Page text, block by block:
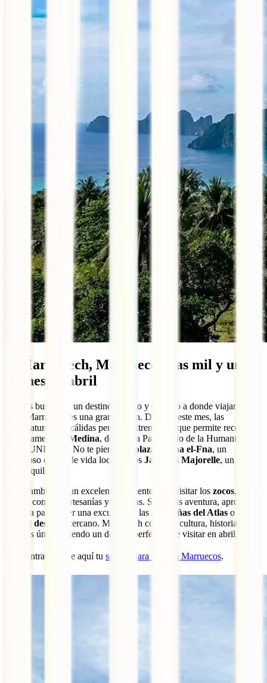
7. Marrakech, Marruecos: las mil y una
noches de abril
Si estás buscando un destino exótico y cercano a donde viajar en
abril, Marrakech es una gran opción. Durante este mes, las
temperaturas son cálidas pero no extremas, lo que permite recorrer
cómodamente la
Medina, declarada Patrimonio de la Humanidad
por la UNESCO. No te pierdas la
plaza Jemaa el-Fna, un
bullicioso centro de vida local, ni los Jardines Majorelle, un oasis
de tranquilidad.
Abril también es un excelente momento para visitar los zocos, donde
podrás comprar artesanías y especias. Si buscas aventura, aprovecha
el clima para hacer una excursión a las
montañas del Atlas o un
viaje al desierto
cercano. Marrakech combina cultura, historia y
paisajes únicos, siendo un destino perfecto que visitar en abril.
👉 Contrata desde aquí tu seguro para viajar a Marruecos.